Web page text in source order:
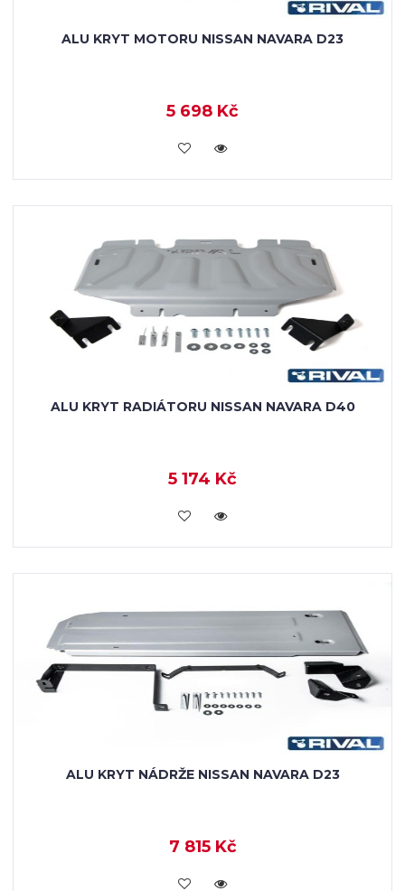
ALU KRYT MOTORU NISSAN NAVARA D23
5 698 Kč
KOUPIT
ALU KRYT RADIÁTORU NISSAN NAVARA D40
5 174 Kč
KOUPIT
ALU KRYT NÁDRŽE NISSAN NAVARA D23
7 815 Kč
KOUPIT